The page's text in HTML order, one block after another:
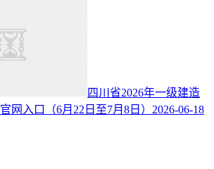
四川省2026年一级建造
网入口（6月22日至7月8日） 2026-06-18